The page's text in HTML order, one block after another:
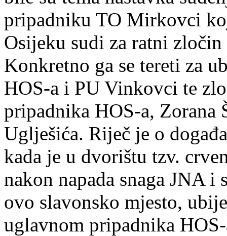
pripadniku TO Mirkovci
Osijeku sudi za ratni
Konkretno ga se tereti za
HOS-a i PU Vinkovci te
pripadnika HOS-a,
Uglješića. Riječ je o
kada je u dvorištu tzv.
nakon napada snaga JNA
ovo slavonsko mjesto,
uglavnom pripadnika